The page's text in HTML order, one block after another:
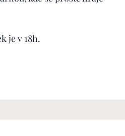
je v 18h.